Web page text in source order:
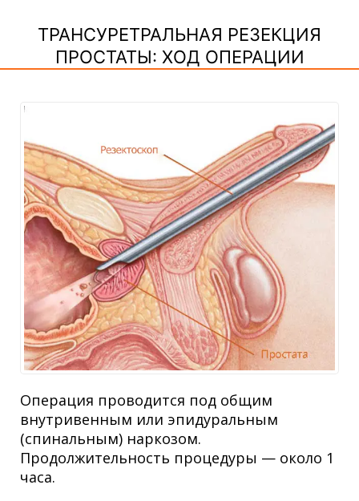
ТРАНСУРЕТРАЛЬНАЯ РЕЗЕКЦИЯ
ПРОСТАТЫ: ХОД ОПЕРАЦИИ
Операция проводится под общим
внутривенным или эпидуральным
(спинальным) наркозом.
Продолжительность процедуры — около 1
часа.